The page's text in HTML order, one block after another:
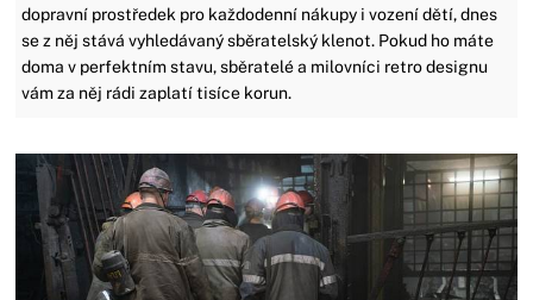
dopravní prostředek pro každodenní nákupy i vození dětí, dnes
se z něj stává vyhledávaný sběratelský klenot. Pokud ho máte
doma v perfektním stavu, sběratelé a milovníci retro designu
vám za něj rádi zaplatí tisíce korun.